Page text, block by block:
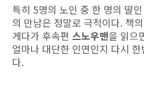
특히 5명의 노인 중 한 명의 딸
의 만남은 정말로 극적이다. 책
게다가 후속편 스노우맨을 읽으
얼마나 대단한 인연인지 다시
다.